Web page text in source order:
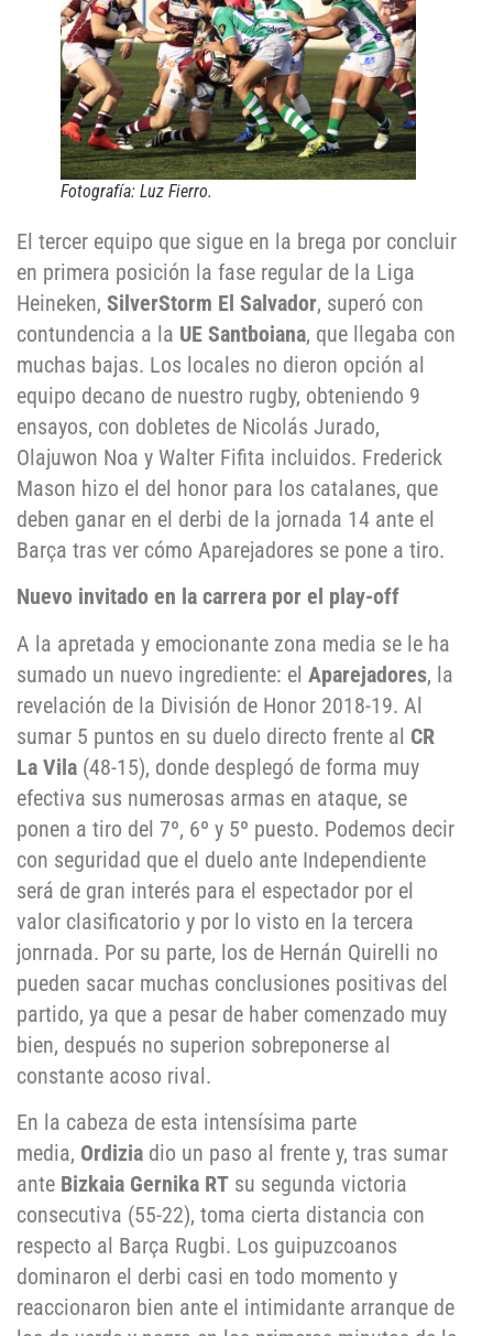
Fotografía: Luz Fierro.
El tercer equipo que sigue en la brega por concluir
en primera posición la fase regular de la Liga
Heineken, SilverStorm El Salvador, superó con
contundencia a la UE Santboiana, que llegaba con
muchas bajas. Los locales no dieron opción al
equipo decano de nuestro rugby, obteniendo 9
ensayos, con dobletes de Nicolás Jurado,
Olajuwon Noa y Walter Fifita incluidos. Frederick
Mason hizo el del honor para los catalanes, que
deben ganar en el derbi de la jornada 14 ante el
Barça tras ver cómo Aparejadores se pone a tiro.
Nuevo invitado en la carrera por el play-off
A la apretada y emocionante zona media se le ha
sumado un nuevo ingrediente: el Aparejadores, la
revelación de la División de Honor 2018-19. Al
sumar 5 puntos en su duelo directo frente al CR
La Vila (48-15), donde desplegó de forma muy
efectiva sus numerosas armas en ataque, se
ponen a tiro del 7º, 6º y 5º puesto. Podemos decir
con seguridad que el duelo ante Independiente
será de gran interés para el espectador por el
valor clasificatorio y por lo visto en la tercera
jonrnada. Por su parte, los de Hernán Quirelli no
pueden sacar muchas conclusiones positivas del
partido, ya que a pesar de haber comenzado muy
bien, después no superion sobreponerse al
constante acoso rival.
En la cabeza de esta intensísima parte
media, Ordizia dio un paso al frente y, tras sumar
ante Bizkaia Gernika RT su segunda victoria
consecutiva (55-22), toma cierta distancia con
respecto al Barça Rugbi. Los guipuzcoanos
dominaron el derbi casi en todo momento y
reaccionaron bien ante el intimidante arranque de